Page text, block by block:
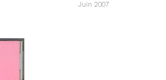
Juin 2007